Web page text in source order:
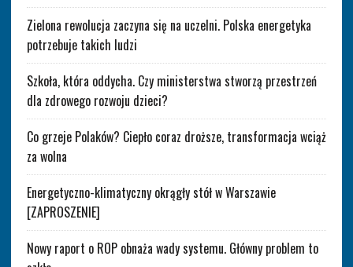
Zielona rewolucja zaczyna się na uczelni. Polska energetyka
potrzebuje takich ludzi
Szkoła, która oddycha. Czy ministerstwa stworzą przestrzeń
dla zdrowego rozwoju dzieci?
Co grzeje Polaków? Ciepło coraz droższe, transformacja wciąż
za wolna
Energetyczno-klimatyczny okrągły stół w Warszawie
[ZAPROSZENIE]
Nowy raport o ROP obnaża wady systemu. Główny problem to